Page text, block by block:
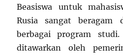
Beasiswa untuk
Rusia sangat beragam
berbagai program studi.
ditawarkan oleh